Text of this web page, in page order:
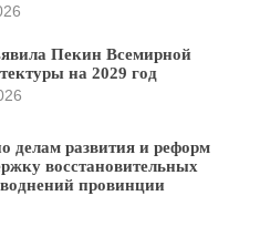
Пекин Всемирной
на 2029 год
делам развития и реформ
восстановительных
провинции